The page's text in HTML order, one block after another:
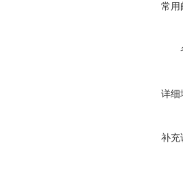
常用
详细
补充